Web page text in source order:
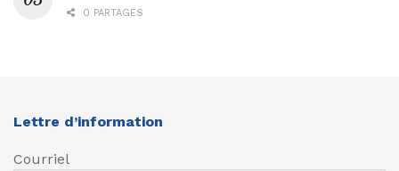
0 PARTAGES
Lettre d’information
Courriel